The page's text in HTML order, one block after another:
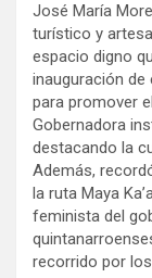
José María
turístico y
espacio digno
inauguración
para promover
Gobernadora
destacando la
Además,
la ruta Maya
feminista del
recorrido por